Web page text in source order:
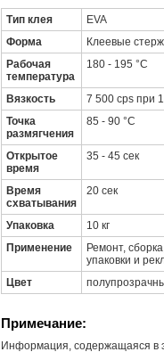
Тип клея
EVA
Форма
Клеевые
Рабочая
температура
180 - 195 °С
Вязкость
7 500 cps при
Точка
размягчения
85 - 90 °С
Открытое
время
35 - 45 сек
Время
схватывания
20 сек
Упаковка
10 кг
Применение
Ремонт,
упаковки и
Цвет
Примечание:
Информация, содержащаяся в